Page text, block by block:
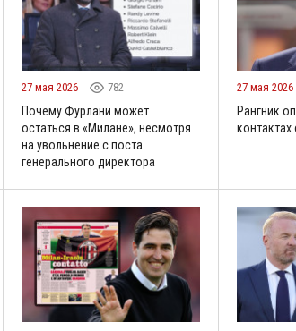
27 мая 2026 782
Почему Фурлани может
остаться в «Милане», несмотря
на увольнение с поста
генерального директора
27 мая 2026
Рангник